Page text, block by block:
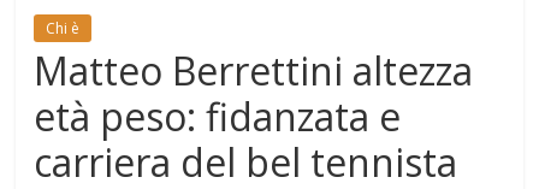
Mondo
Chi è
Matteo Berrettini altezza
età peso: fidanzata e
carriera del bel tennista